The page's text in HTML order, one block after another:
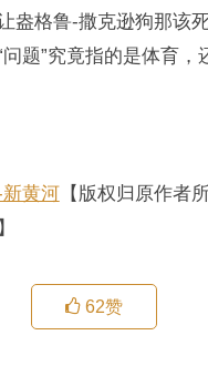
盎格鲁-撒克逊狗那该
题”究竟指的是体育，
黄河【版权归原作者
62赞